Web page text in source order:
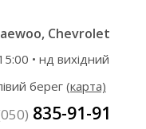
Chevrolet
• нд вихідний
берег (карта)
835-91-91